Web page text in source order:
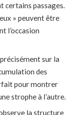
certains passages.
» peuvent être
l’occasion
sur la
des
pour montrer
strophe à l’autre.
la structure